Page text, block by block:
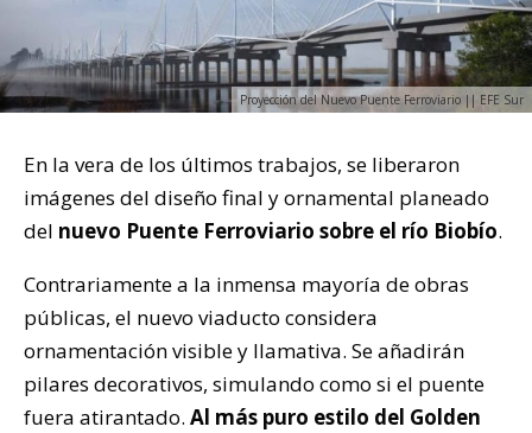
Proyección del Nuevo Puente Ferroviario || EFE Sur
En la vera de los últimos trabajos, se liberaron
imágenes del diseño final y ornamental planeado
del nuevo Puente Ferroviario sobre el río Biobío.
Contrariamente a la inmensa mayoría de obras
públicas, el nuevo viaducto considera
ornamentación visible y llamativa. Se añadirán
pilares decorativos, simulando como si el puente
fuera atirantado. Al más puro estilo del Golden